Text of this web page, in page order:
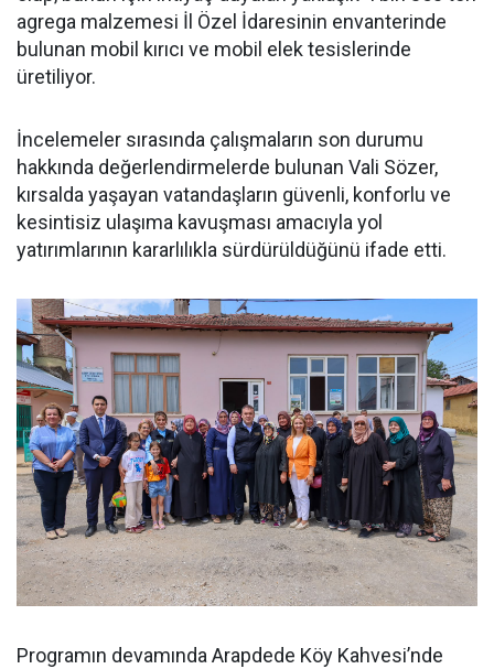
agrega malzemesi İl Özel İdaresinin envanterinde
bulunan mobil kırıcı ve mobil elek tesislerinde
üretiliyor.
İncelemeler sırasında çalışmaların son durumu
hakkında değerlendirmelerde bulunan Vali Sözer,
kırsalda yaşayan vatandaşların güvenli, konforlu ve
kesintisiz ulaşıma kavuşması amacıyla yol
yatırımlarının kararlılıkla sürdürüldüğünü ifade etti.
Programın devamında Arapdede Köy Kahvesi’nde